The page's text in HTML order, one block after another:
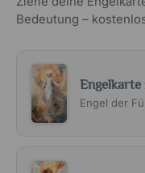
Bedeutung –
Engelkarte
Engel der